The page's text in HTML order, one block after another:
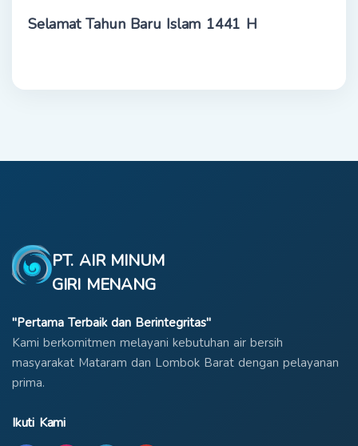
Selamat Tahun Baru Islam 1441 H
PT. AIR MINUM
GIRI MENANG
"Pertama Terbaik dan Berintegritas"
Kami berkomitmen melayani kebutuhan air bersih
masyarakat Mataram dan Lombok Barat dengan pelayanan
prima.
Ikuti Kami